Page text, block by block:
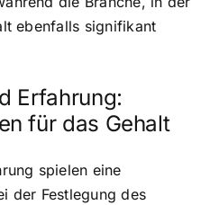
ebenfalls signifikant
Erfahrung:
für das Gehalt
spielen eine
der Festlegung des